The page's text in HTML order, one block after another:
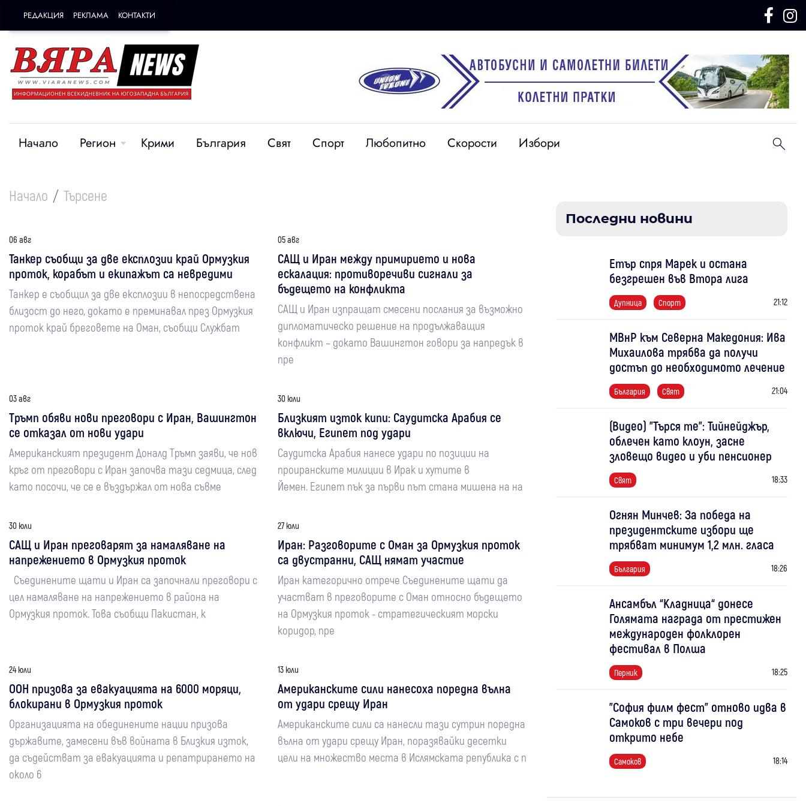
РЕДАКЦИЯ РЕКЛАМА КОНТАКТИ
Начало Регион Крими България Свят Спорт Любопитно Скорости Избори
Начало Търсене
06 авг
Танкер съобщи за две експлозии край Ормузкия
проток, корабът и екипажът са невредими
Танкер е съобщил за две експлозии в непосредствена
близост до него, докато е преминавал през Ормузкия
проток край бреговете на Оман, съобщи Службат
05 авг
САЩ и Иран между примирието и нова
ескалация: противоречиви сигнали за
бъдещето на конфликта
САЩ и Иран изпращат смесени послания за възможно
дипломатическо решение на продължаващия
конфликт – докато Вашингтон говори за напредък в
пре
03 авг
Тръмп обяви нови преговори с Иран, Вашингтон
се отказал от нови удари
Американският президент Доналд Тръмп заяви, че нов
кръг от преговори с Иран започва тази седмица, след
като посочи, че се е въздържал от нова съвме
30 юли
Близкият изток кипи: Саудитска Арабия се
включи, Египет под удари
Саудитска Арабия нанесе удари по позиции на
проиранските милиции в Ирак и хутите в
Йемен. Египет пък за първи път стана мишена на на
30 юли
САЩ и Иран преговарят за намаляване на
напрежението в Ормузкия проток
Съединените щати и Иран са започнали преговори с
цел намаляване на напрежението в района на
Ормузкия проток. Това съобщи Пакистан, к
27 юли
Иран: Разговорите с Оман за Ормузкия проток
са двустранни, САЩ нямат участие
Иран категорично отрече Съединените щати да
участват в преговорите с Оман относно бъдещето
на Ормузкия проток - стратегическият морски
коридор, пре
24 юли
ООН призова за евакуацията на 6000 моряци,
блокирани в Ормузкия проток
Организацията на обединените нации призова
държавите, замесени във войната в Близкия изток,
да съдействат за евакуацията и репатрирането на
около 6
13 юли
Американските сили нанесоха поредна вълна
от удари срещу Иран
Американските сили са нанесли тази сутрин поредна
вълна от удари срещу Иран, поразявайки десетки
цели на множество места в Ислямската република с п
Последни новини
Етър спря Марек и остана
безгрешен във Втора лига
Дупница Спорт 21:12
МВнР към Северна Македония: Ива
Михаилова трябва да получи
достъп до необходимото лечение
България Свят 21:04
(Видео) "Търся те": Тийнейджър,
облечен като клоун, засне
зловещо видео и уби пенсионер
Свят 18:33
Огнян Минчев: За победа на
президентските избори ще
трябват минимум 1,2 млн. гласа
България 18:26
Ансамбъл “Кладница“ донесе
Голямата награда от престижен
международен фолклорен
фестивал в Полша
Перник 18:25
"София филм фест" отново идва в
Самоков с три вечери под
открито небе
Самоков 18:14